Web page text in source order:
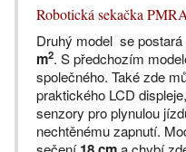
Robotická sekačka
Druhý model se
m2. S předchozím
společného. Také zde
praktického LCD
senzory pro plynulou
nechtěnému zapnutí.